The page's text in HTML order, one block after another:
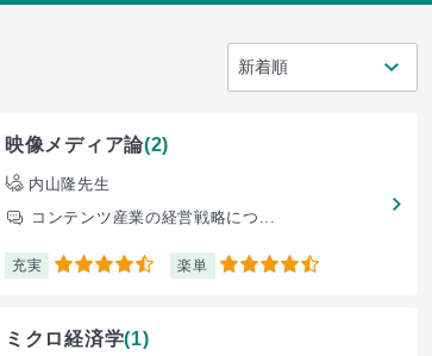
映像メディア論(2)
内山隆先生
コンテンツ産業の経営戦略につ...
充実 4.5 楽単 4.5
ミクロ経済学(1)